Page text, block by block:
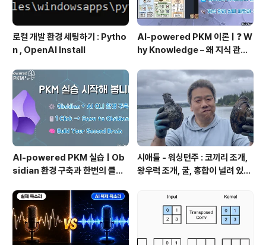
로컬 개발 환경 세팅하기 : Pytho
n , OpenAI Install
AI-powered PKM 이론 | ❓ W
hy Knowledge – 왜 지식 관리
보에서 지식으로의 전환, 🛠️ 지식
관리 실패 패턴과 극복
AI-powered PKM 실습 | Ob
sidian 환경 구축과 한번의 클릭
(Web Clipper)
시애틀 - 워싱턴주 : 코끼리 조개,
왕우럭 조개, 굴, 홍합이 널려 있는